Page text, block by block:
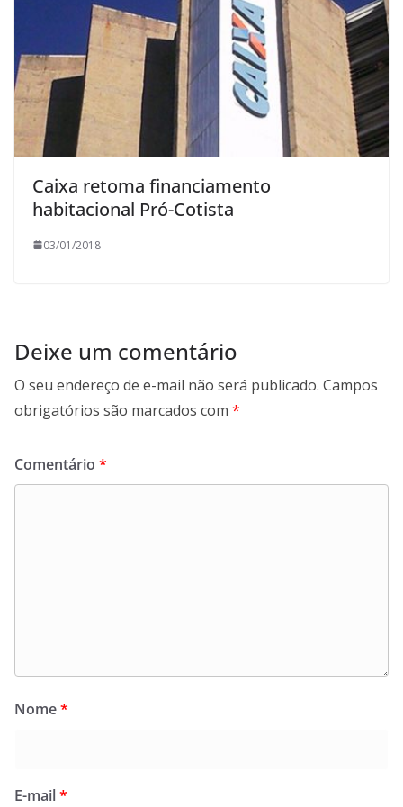
Caixa retoma financiamento
habitacional Pró-Cotista
03/01/2018
Deixe um comentário
O seu endereço de e-mail não será publicado. Campos
obrigatórios são marcados com *
Comentário *
Nome*
E-mail*